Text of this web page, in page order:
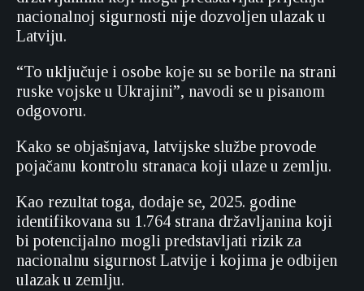
nacionalnoj sigurnosti nije dozvoljen ulazak u
Latviju.
“To uključuje i osobe koje su se borile na strani
ruske vojske u Ukrajini”, navodi se u pisanom
odgovoru.
Kako se objašnjava, latvijske službe provode
pojačanu kontrolu stranaca koji ulaze u zemlju.
Kao rezultat toga, dodaje se, 2025. godine
identifikovana su 1.764 strana državljanina koji
bi potencijalno mogli predstavljati rizik za
nacionalnu sigurnost Latvije i kojima je odbijen
ulazak u zemlju.